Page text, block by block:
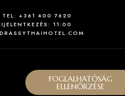
TEL: +361 400 7620
11:00
FOGLALHATÓSÁG
ELLENŐRZÉSE